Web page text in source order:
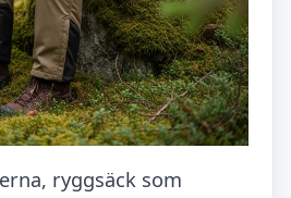
ryggsäck som